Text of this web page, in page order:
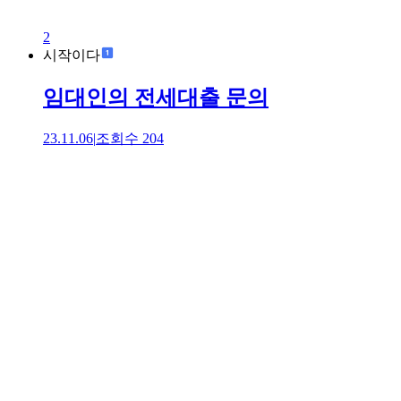
2
시작이다
임대인의 전세대출 문의
23.11.06|조회수 204